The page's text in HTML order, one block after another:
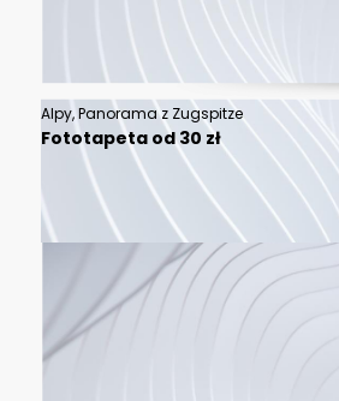
Alpy, Panorama z Zugspitze
Fototapeta od 30 zł